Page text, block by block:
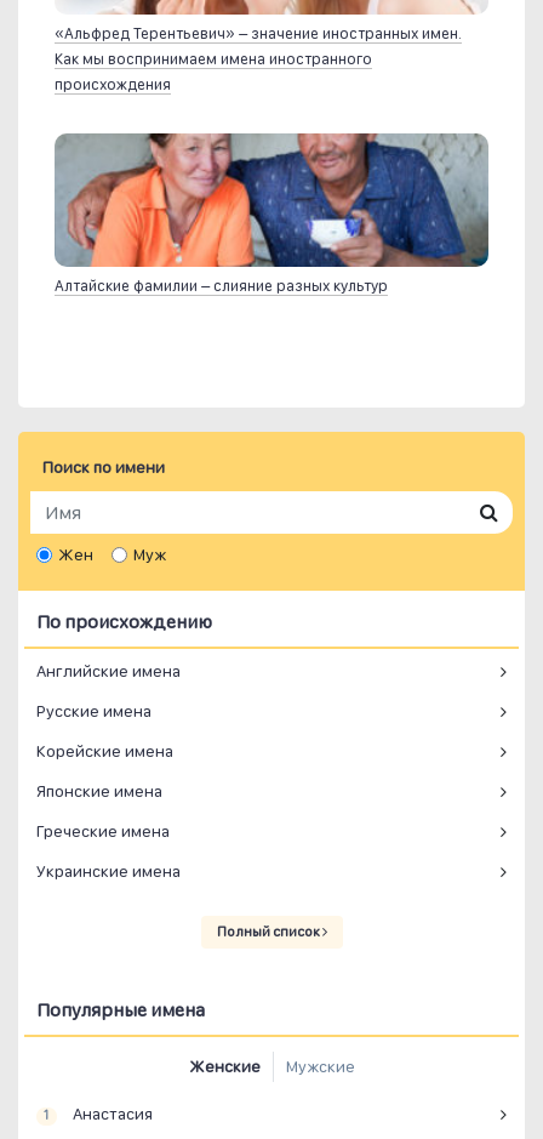
«Альфред Терентьевич» – значение иностранных имен.
Как мы воспринимаем имена иностранного
происхождения
Алтайские фамилии – слияние разных культур
Поиск по имени
Жен Муж
По происхождению
Английские имена
Русские имена
Корейские имена
Японские имена
Греческие имена
Украинские имена
Полный список
Популярные имена
Женские Мужские
1 Анастасия